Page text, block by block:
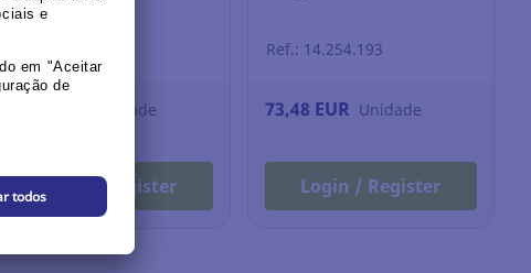
Elba
Unidade
Login / Register
Ref.: 14.254.193
73,48 EUR Unidade
Login / Register